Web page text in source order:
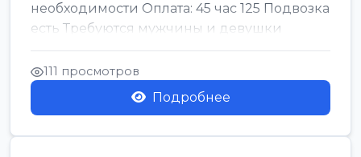
необходимости Оплата: 45 час 125 Подвозка
есть Требуются мужчины и девушки
Только официальн...
111 просмотров
Подробнее